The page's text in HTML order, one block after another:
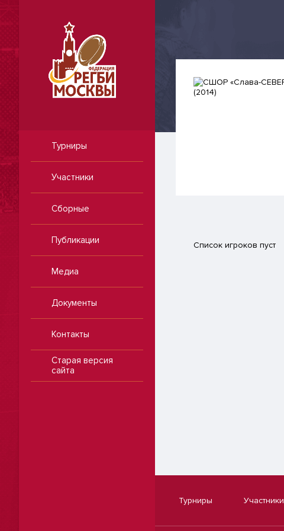
Турниры
Участники
Сборные
Публикации
Медиа
Документы
Контакты
Старая версия
сайта
Список игроков пуст
Турниры Участники